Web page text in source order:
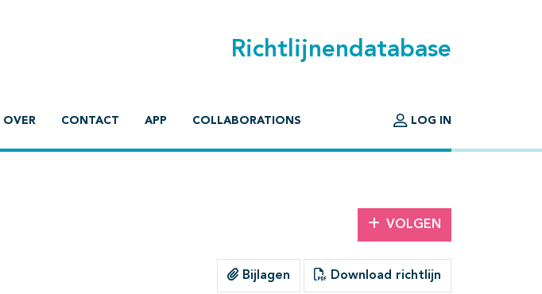
Richtlijnendatabase
OVER CONTACT APP COLLABORATIONS LOG IN
VOLGEN
Bijlagen Download richtlijn